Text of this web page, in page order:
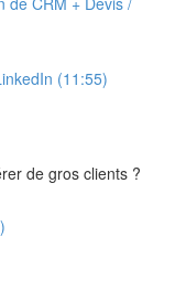
(11:55)
de gros clients ?